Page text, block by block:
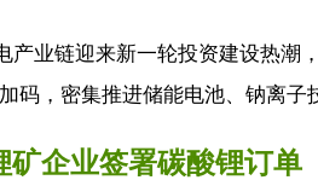
产业链迎来新一轮投资建设热潮
码，密集推进储能电池、钠离
企业签署碳酸锂订单